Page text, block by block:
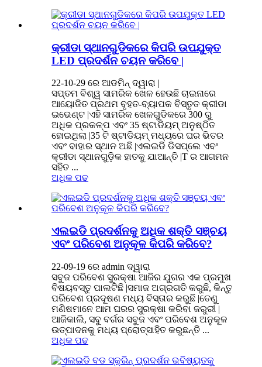
କ୍ରୀଡା ସ୍ଥାନଗୁଡିକରେ କିପରି ଉପଯୁକ୍ତ
LED ପ୍ରଦର୍ଶନ ଚୟନ କରିବେ |
22-10-29 ରେ ଆଡମିନ୍ ଦ୍ୱାରା |
ସପ୍ତମ ବିଶ୍ୱ ସାମରିକ ଖେଳ ହେଉଛି ଚାଇନାରେ
ଆୟୋଜିତ ପ୍ରଥମ ବୃହତ-ବ୍ୟାପକ ବିସ୍ତୃତ କ୍ରୀଡା
ଇଭେଣ୍ଟ |ଏହି ସାମରିକ ଖେଳଗୁଡିକରେ 300 ରୁ
ଅଧିକ ପ୍ରକଳ୍ପ ଏବଂ 35 ଷ୍ଟାଡିୟମ୍ ଅନୁଷ୍ଠିତ
ହୋଇଥିଲା |35 ଟି ଷ୍ଟାଡିୟମ୍ ମଧ୍ୟରେ ଘର ଭିତର
ଏବଂ ବାହାର ସ୍ଥାନ ଅଛି |ଏଲଇଡି ଡିସପ୍ଲେ ଏବଂ
କ୍ରୀଡା ସ୍ଥାନଗୁଡ଼ିକ ହାତକୁ ଯାଆନ୍ତି |T ର ଆଗମନ
ସହିତ ...
ଅଧିକ ପଢ
ଏଲଇଡି ପ୍ରଦର୍ଶନକୁ ଅଧିକ ଶକ୍ତି ସଞ୍ଚୟ
ଏବଂ ପରିବେଶ ଅନୁକୂଳ କିପରି କରିବେ?
22-09-19 ରେ admin ଦ୍ୱାରା
ସବୁଜ ପରିବେଶ ସୁରକ୍ଷା ଆଜିର ଯୁଗର ଏକ ପ୍ରମୁଖ
ବିଷୟବସ୍ତୁ ପାଲଟିଛି |ସମାଜ ଅଗ୍ରଗତି କରୁଛି, କିନ୍ତୁ
ପରିବେଶ ପ୍ରଦୂଷଣ ମଧ୍ୟ ବିସ୍ତାର କରୁଛି |ତେଣୁ
ମଣିଷମାନେ ଆମ ଘରର ସୁରକ୍ଷା କରିବା ଜରୁରୀ |
ଆଜିକାଲି, ସବୁ ବର୍ଗର ସବୁଜ ଏବଂ ପରିବେଶ ଅନୁକୂଳ
ଉତ୍ପାଦନକୁ ମଧ୍ୟ ପ୍ରୋତ୍ସାହିତ କରୁଛନ୍ତି ...
ଅଧିକ ପଢ